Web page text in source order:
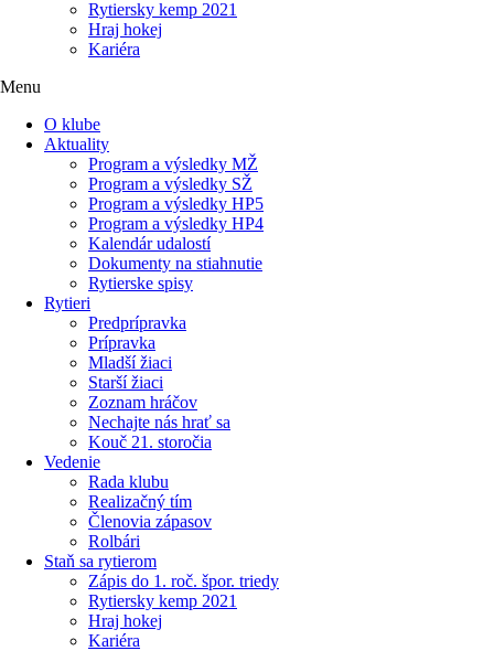
Rytiersky kemp 2021
Hraj hokej
Kariéra
Menu
O klube
Aktuality
Program a výsledky MŽ
Program a výsledky SŽ
Program a výsledky HP5
Program a výsledky HP4
Kalendár udalostí
Dokumenty na stiahnutie
Rytierske spisy
Rytieri
Predprípravka
Prípravka
Mladší žiaci
Starší žiaci
Zoznam hráčov
Nechajte nás hrať sa
Kouč 21. storočia
Vedenie
Rada klubu
Realizačný tím
Členovia zápasov
Rolbári
Staň sa rytierom
Zápis do 1. roč. špor. triedy
Rytiersky kemp 2021
Hraj hokej
Kariéra